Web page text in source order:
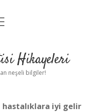
Hikayeleri
neşeli bilgiler!
hastalıklara iyi gelir